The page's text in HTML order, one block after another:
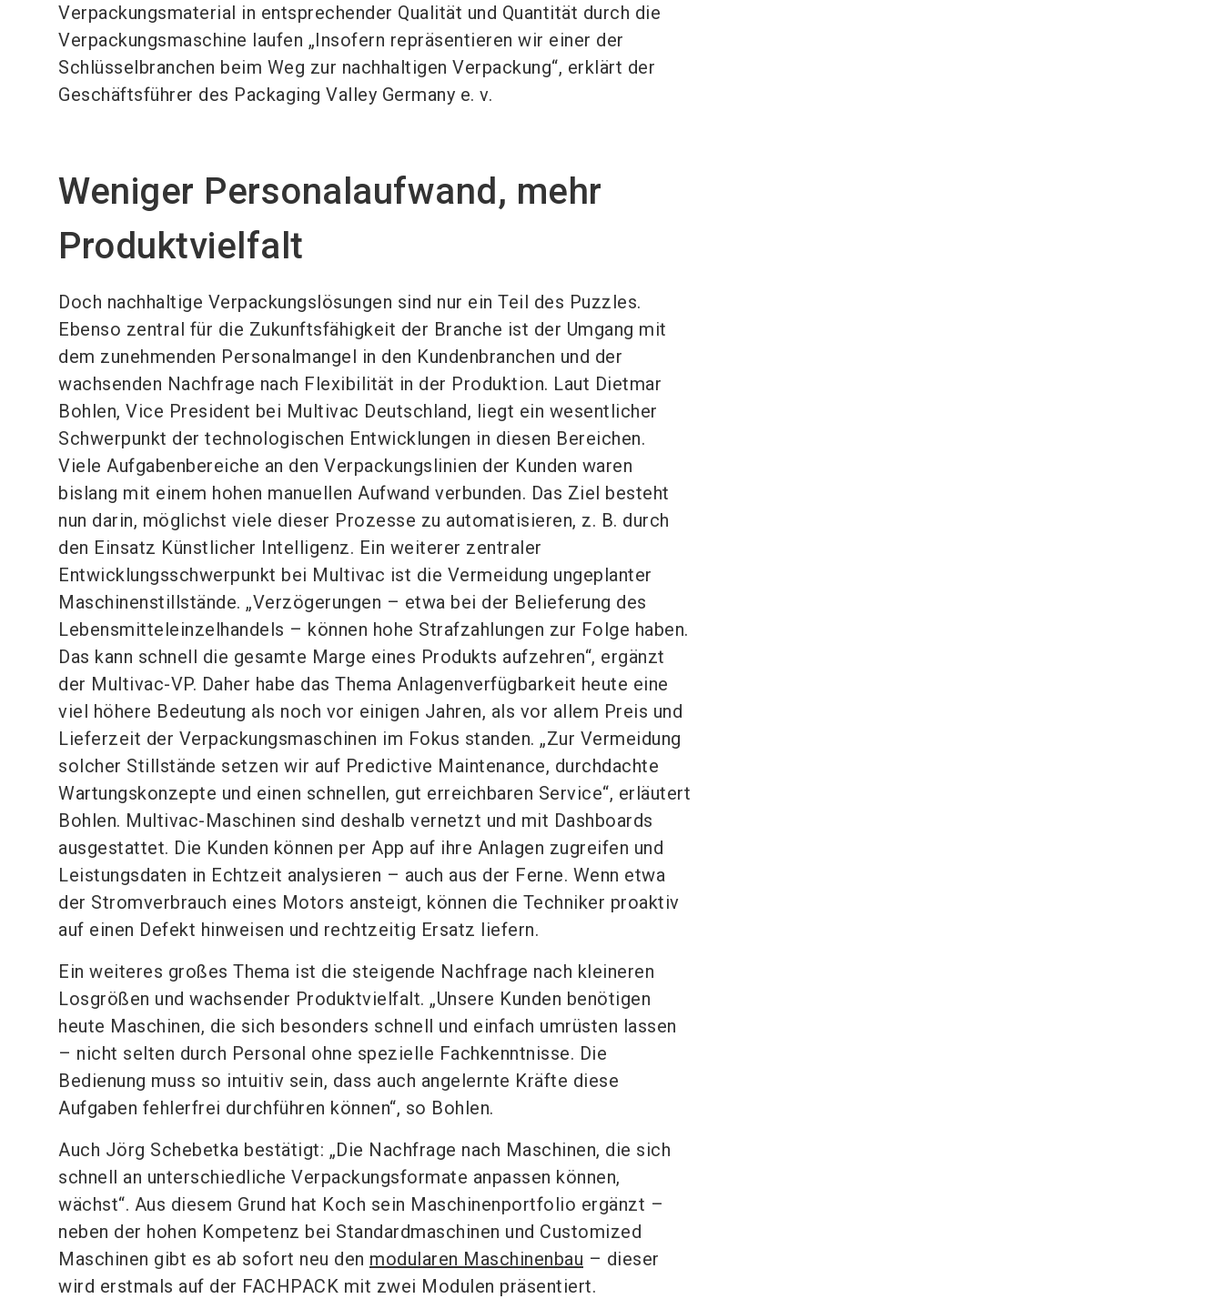
Verpackungsmaterial in entsprechender Qualität und Quantität durch die
Verpackungsmaschine laufen „Insofern repräsentieren wir einer der
Schlüsselbranchen beim Weg zur nachhaltigen Verpackung“, erklärt der
Geschäftsführer des Packaging Valley Germany e. v.
Weniger Personalaufwand, mehr
Produktvielfalt
Doch nachhaltige Verpackungslösungen sind nur ein Teil des Puzzles.
Ebenso zentral für die Zukunftsfähigkeit der Branche ist der Umgang mit
dem zunehmenden Personalmangel in den Kundenbranchen und der
wachsenden Nachfrage nach Flexibilität in der Produktion. Laut Dietmar
Bohlen, Vice President bei Multivac Deutschland, liegt ein wesentlicher
Schwerpunkt der technologischen Entwicklungen in diesen Bereichen.
Viele Aufgabenbereiche an den Verpackungslinien der Kunden waren
bislang mit einem hohen manuellen Aufwand verbunden. Das Ziel besteht
nun darin, möglichst viele dieser Prozesse zu automatisieren, z. B. durch
den Einsatz Künstlicher Intelligenz. Ein weiterer zentraler
Entwicklungsschwerpunkt bei Multivac ist die Vermeidung ungeplanter
Maschinenstillstände. „Verzögerungen – etwa bei der Belieferung des
Lebensmitteleinzelhandels – können hohe Strafzahlungen zur Folge haben.
Das kann schnell die gesamte Marge eines Produkts aufzehren“, ergänzt
der Multivac-VP. Daher habe das Thema Anlagenverfügbarkeit heute eine
viel höhere Bedeutung als noch vor einigen Jahren, als vor allem Preis und
Lieferzeit der Verpackungsmaschinen im Fokus standen. „Zur Vermeidung
solcher Stillstände setzen wir auf Predictive Maintenance, durchdachte
Wartungskonzepte und einen schnellen, gut erreichbaren Service“, erläutert
Bohlen. Multivac-Maschinen sind deshalb vernetzt und mit Dashboards
ausgestattet. Die Kunden können per App auf ihre Anlagen zugreifen und
Leistungsdaten in Echtzeit analysieren – auch aus der Ferne. Wenn etwa
der Stromverbrauch eines Motors ansteigt, können die Techniker proaktiv
auf einen Defekt hinweisen und rechtzeitig Ersatz liefern.
Ein weiteres großes Thema ist die steigende Nachfrage nach kleineren
Losgrößen und wachsender Produktvielfalt. „Unsere Kunden benötigen
heute Maschinen, die sich besonders schnell und einfach umrüsten lassen
– nicht selten durch Personal ohne spezielle Fachkenntnisse. Die
Bedienung muss so intuitiv sein, dass auch angelernte Kräfte diese
Aufgaben fehlerfrei durchführen können“, so Bohlen.
Auch Jörg Schebetka bestätigt: „Die Nachfrage nach Maschinen, die sich
schnell an unterschiedliche Verpackungsformate anpassen können,
wächst“. Aus diesem Grund hat Koch sein Maschinenportfolio ergänzt –
neben der hohen Kompetenz bei Standardmaschinen und Customized
Maschinen gibt es ab sofort neu den modularen Maschinenbau – dieser
wird erstmals auf der FACHPACK mit zwei Modulen präsentiert.